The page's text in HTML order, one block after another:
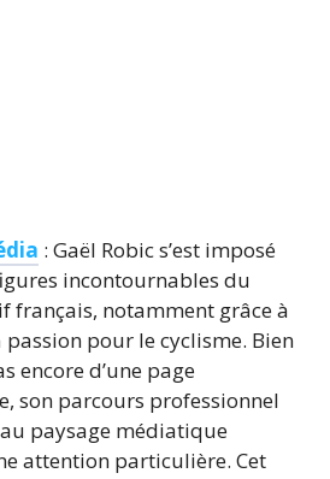
: Gaël Robic s’est imposé
incontournables du
français, notamment grâce à
passion pour le cyclisme. Bien
encore d’une page
son parcours professionnel
paysage médiatique
attention particulière. Cet